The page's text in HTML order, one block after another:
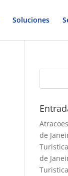
Soluciones
de
de